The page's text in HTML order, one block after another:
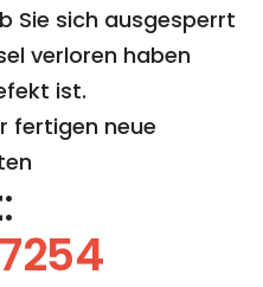
Sie sich ausgesperrt
verloren haben
ist.
fertigen neue
: